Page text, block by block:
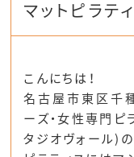
マットピラテ
こんにちは！
名古屋市東区千種
ーズ・女性専門
タジオヴォール)